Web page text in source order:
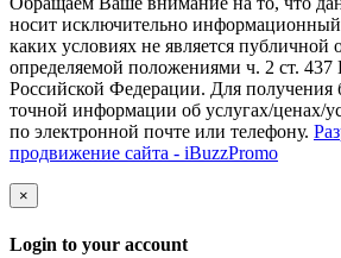
носит исключительно
каких условиях не является публичной
определяемой положениями ч. 2 ст. 437
Российской Федерации. Для получения
точной информации об услугах/ценах/
по электронной почте или телефону.
продвижение сайта - iBuzzPromo
×
Login to your account